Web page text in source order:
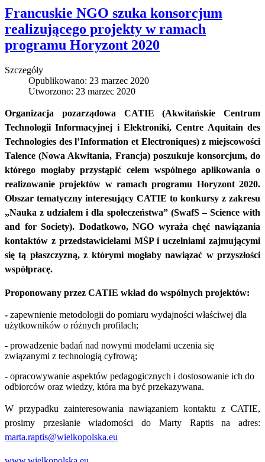
Francuskie NGO szuka konsorcjum
realizującego projekty w ramach
programu Horyzont 2020
Szczegóły
Opublikowano: 23 marzec 2020
Utworzono: 23 marzec 2020
Organizacja pozarządowa CATIE (Akwitańskie Centrum
Technologii Informacyjnej i Elektroniki, Centre Aquitain des
Technologies des l’Information et Electroniques) z miejscowości
Talence (Nowa Akwitania, Francja) poszukuje konsorcjum, do
którego mogłaby przystąpić celem wspólnego aplikowania o
realizowanie projektów w ramach programu Horyzont 2020.
Obszar tematyczny interesujący CATIE to konkursy z zakresu
„Nauka z udziałem i dla społeczeństwa” (SwafS – Science with
and for Society). Dodatkowo, NGO wyraża chęć nawiązania
kontaktów z przedstawicielami MŚP i uczelniami zajmującymi
się tą płaszczyzną, z którymi mogłaby nawiązać w przyszłości
współpracę.
Proponowany przez CATIE wkład do wspólnych projektów:
- zapewnienie metodologii do pomiaru wydajności właściwej dla
użytkowników o różnych profilach;
- prowadzenie badań nad nowymi modelami uczenia się
związanymi z technologią cyfrową;
- opracowywanie aspektów pedagogicznych i dostosowanie ich do
odbiorców oraz wiedzy, która ma być przekazywana.
W przypadku zainteresowania nawiązaniem kontaktu z CATIE,
prosimy przesłanie wiadomości do Marty Raptis na adres:
marta.raptis@wielkopolska.eu